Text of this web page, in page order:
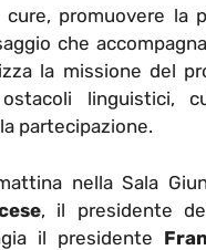
cure, promuovere
che
la missione del
linguistici,
partecipazione.
nella Sala
, il presidente
il presidente